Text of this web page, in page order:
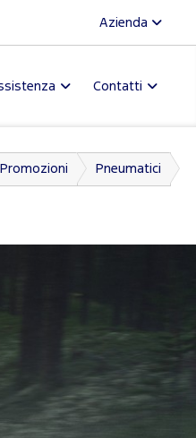
Azienda
Contatti
Promozioni Pneumatici